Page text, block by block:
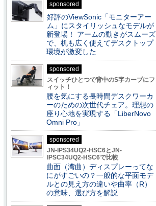
sponsored
好評のViewSonic「モニターアー
ム」にスタイリッシュなモデルが
新登場！ アームの動きがスムーズ
で、机も広く使えてデスクトップ
環境が激変した
sponsored
スイッチひとつで背中のS字カーブにフ
ィット！
腰を気にする長時間デスクワーカ
ーのための次世代チェア。理想の
座り心地を実現する「LiberNovo
Omni Pro」
sponsored
JN-IPS34UQ2-HSC6とJN-
IPSC34UQ2-HSC6で比較
曲面（湾曲）ディスプレーってな
にがすごいの？一般的な平面モデ
ルとの見え方の違いや曲率（R）
の意味、選び方を解説